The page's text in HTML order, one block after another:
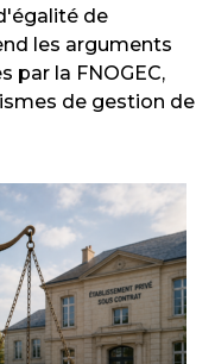
de
les arguments
par la FNOGEC,
de gestion de